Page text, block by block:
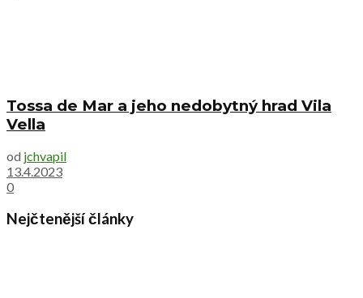
Tossa de Mar a jeho nedobytný hrad Vila
Vella
od jchvapil
13.4.2023
0
Nejčtenější články